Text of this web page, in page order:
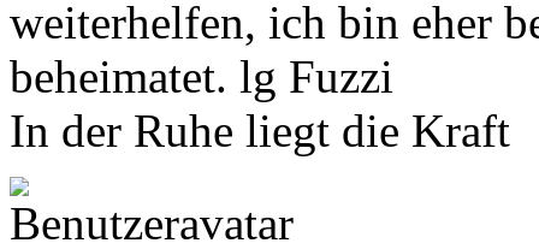
weiterhelfen, ich bin eher
beheimatet. lg Fuzzi
In der Ruhe liegt die Kraft